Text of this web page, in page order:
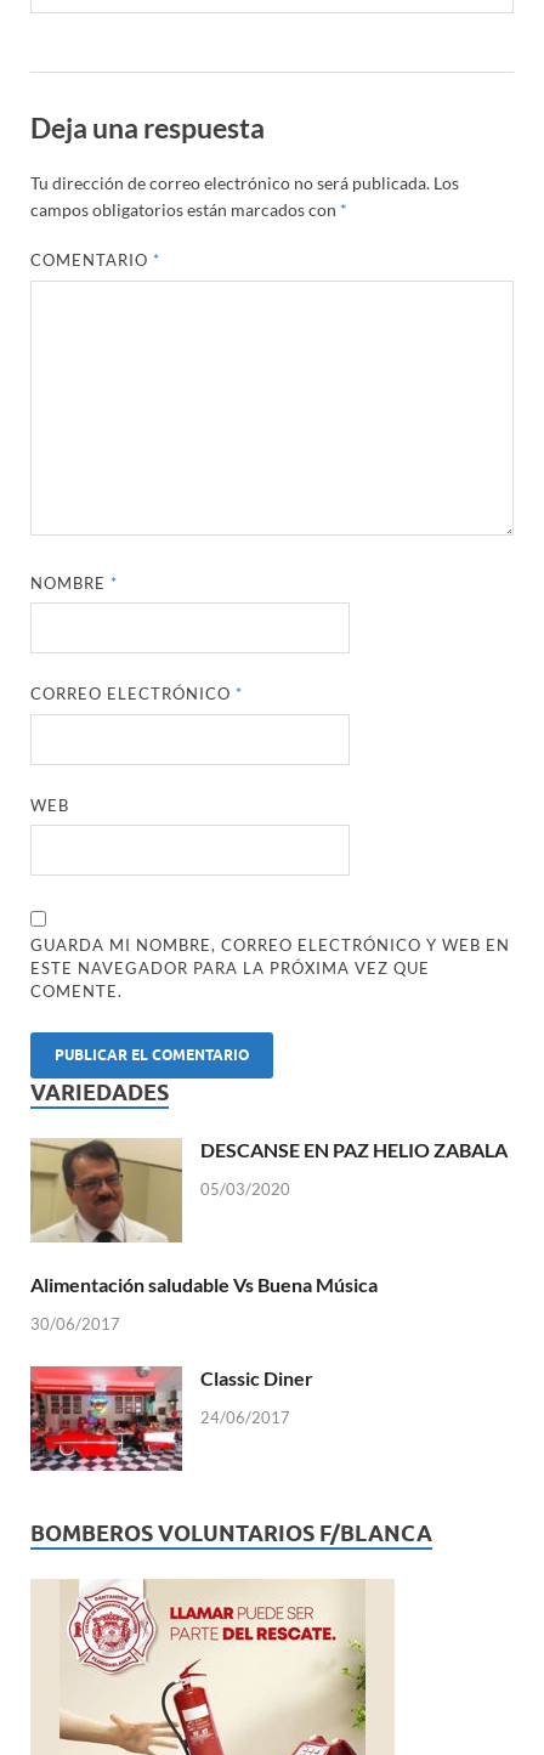
Deja una respuesta
Tu dirección de correo electrónico no será publicada. Los
campos obligatorios están marcados con *
COMENTARIO*
NOMBRE*
CORREO ELECTRÓNICO*
WEB
GUARDA MI NOMBRE, CORREO ELECTRÓNICO Y WEB EN
ESTE NAVEGADOR PARA LA PRÓXIMA VEZ QUE
COMENTE.
VARIEDADES
DESCANSE EN PAZ HELIO ZABALA
05/03/2020
Alimentación saludable Vs Buena Música
30/06/2017
Classic Diner
24/06/2017
BOMBEROS VOLUNTARIOS F/BLANCA